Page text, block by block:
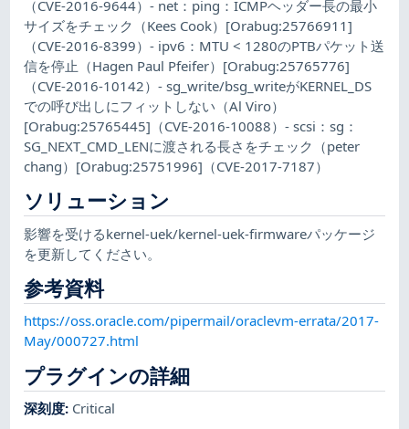
（CVE-2016-9644）- net：ping：ICMPヘッダー長の最小
サイズをチェック（Kees Cook）[Orabug:25766911]
（CVE-2016-8399）- ipv6：MTU < 1280のPTBパケット送
信を停止（Hagen Paul Pfeifer）[Orabug:25765776]
（CVE-2016-10142）- sg_write/bsg_writeがKERNEL_DS
での呼び出しにフィットしない（Al Viro）
[Orabug:25765445]（CVE-2016-10088）- scsi：sg：
SG_NEXT_CMD_LENに渡される長さをチェック（peter
chang）[Orabug:25751996]（CVE-2017-7187）
ソリューション
影響を受けるkernel-uek/kernel-uek-firmwareパッケージ
を更新してください。
参考資料
https://oss.oracle.com/pipermail/oraclevm-errata/2017-
May/000727.html
プラグインの詳細
深刻度: Critical